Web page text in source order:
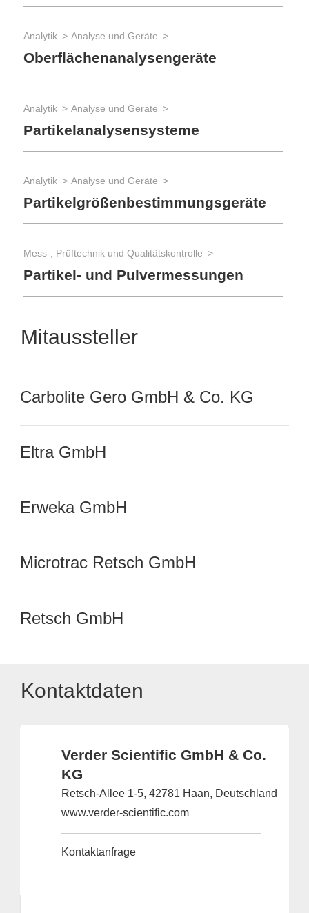
Analytik Analyse und Geräte
Oberflächenanalysengeräte
Analytik Analyse und Geräte
Partikelanalysensysteme
Analytik Analyse und Geräte
Partikelgrößenbestimmungsgeräte
Mess-, Prüftechnik und Qualitätskontrolle
Partikel- und Pulvermessungen
Mitaussteller
Carbolite Gero GmbH & Co. KG
Eltra GmbH
Erweka GmbH
Microtrac Retsch GmbH
Retsch GmbH
Kontaktdaten
Verder Scientific GmbH & Co.
KG
Retsch-Allee 1-5, 42781 Haan, Deutschland
www.verder-scientific.com
Kontaktanfrage